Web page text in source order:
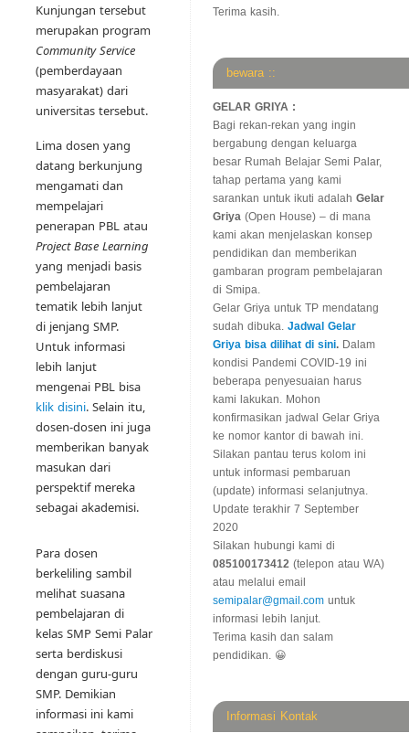
Kunjungan tersebut
merupakan program
Community Service
(pemberdayaan
masyarakat) dari
universitas tersebut.
Lima dosen yang
datang berkunjung
mengamati dan
mempelajari
penerapan PBL atau
Project Base Learning
yang menjadi basis
pembelajaran
tematik lebih lanjut
di jenjang SMP.
Untuk informasi
lebih lanjut
mengenai PBL bisa
klik disini. Selain itu,
dosen-dosen ini juga
memberikan banyak
masukan dari
perspektif mereka
sebagai akademisi.
Para dosen
berkeliling sambil
melihat suasana
pembelajaran di
kelas SMP Semi Palar
serta berdiskusi
dengan guru-guru
SMP. Demikian
informasi ini kami
Terima kasih.
bewara ::
GELAR GRIYA :
Bagi rekan-rekan yang ingin
bergabung dengan keluarga
besar Rumah Belajar Semi Palar,
tahap pertama yang kami
sarankan untuk ikuti adalah Gelar
Griya (Open House) – di mana
kami akan menjelaskan konsep
pendidikan dan memberikan
gambaran program pembelajaran
di Smipa.
Gelar Griya untuk TP mendatang
sudah dibuka. Jadwal Gelar
Griya bisa dilihat di sini. Dalam
kondisi Pandemi COVID-19 ini
beberapa penyesuaian harus
kami lakukan. Mohon
konfirmasikan jadwal Gelar Griya
ke nomor kantor di bawah ini.
Silakan pantau terus kolom ini
untuk informasi pembaruan
(update) informasi selanjutnya.
Update terakhir 7 September
2020
Silakan hubungi kami di
085100173412 (telepon atau WA)
atau melalui email
semipalar@gmail.com untuk
informasi lebih lanjut.
Terima kasih dan salam
pendidikan. 😀
Informasi Kontak